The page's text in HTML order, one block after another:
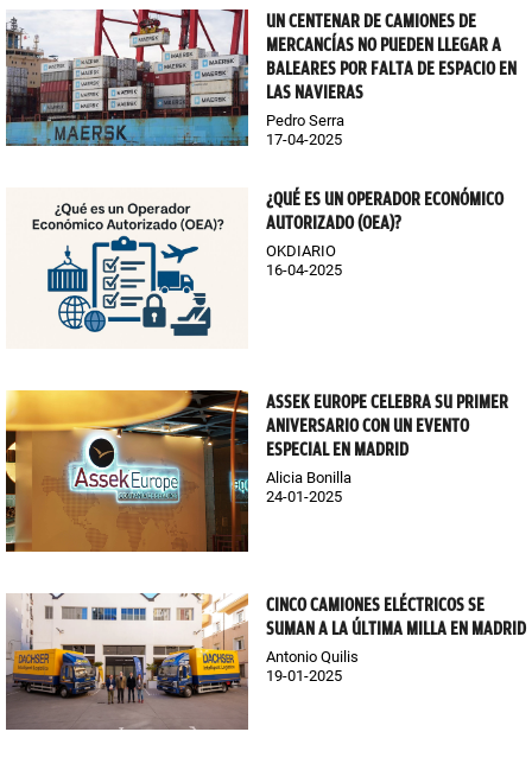
UN CENTENAR DE CAMIONES DE
MERCANCÍAS NO PUEDEN LLEGAR A
BALEARES POR FALTA DE ESPACIO EN
LAS NAVIERAS
Pedro Serra
17-04-2025
¿QUÉ ES UN OPERADOR ECONÓMICO
AUTORIZADO (OEA)?
OKDIARIO
16-04-2025
ASSEK EUROPE CELEBRA SU PRIMER
ANIVERSARIO CON UN EVENTO
ESPECIAL EN MADRID
Alicia Bonilla
24-01-2025
CINCO CAMIONES ELÉCTRICOS SE
SUMAN A LA ÚLTIMA MILLA EN MADRID
Antonio Quilis
19-01-2025